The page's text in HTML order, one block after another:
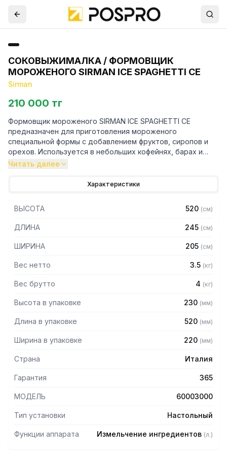
СОКОВЫЖИМАЛКА / ФОРМОВЩИК
МОРОЖЕНОГО SIRMAN ICE SPAGHETTI CE
Sirman
210 000 тг
Формовщик мороженого SIRMAN ICE SPAGHETTI CE
предназначен для приготовления мороженого
специальной формы с добавлением фруктов, сиропов и
орехов. Используется в небольших кофейнях, барах и
павильонах уличной торговли.
– Насадки ASPARAGUS, TAGLIATELLE (NOODLES), Д/
СПАГЕТТИ можно приобрести отдельно
Читать далее
Характеристики
ВЫСОТА 520 (см)
ДЛИНА 245 (см)
ШИРИНА 205 (см)
Вес нетто 3.5 (кг)
Вес брутто 4 (кг)
Высота в упаковке 230 (мм)
Длина в упаковке 520 (мм)
Ширина в упаковке 220 (мм)
Страна Италия
Гарантия 365
МОДЕЛЬ 60003000
Тип установки Настольный
Функции аппарата Измельчение ингредиентов (л.)